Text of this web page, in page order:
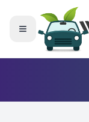
Menu openen